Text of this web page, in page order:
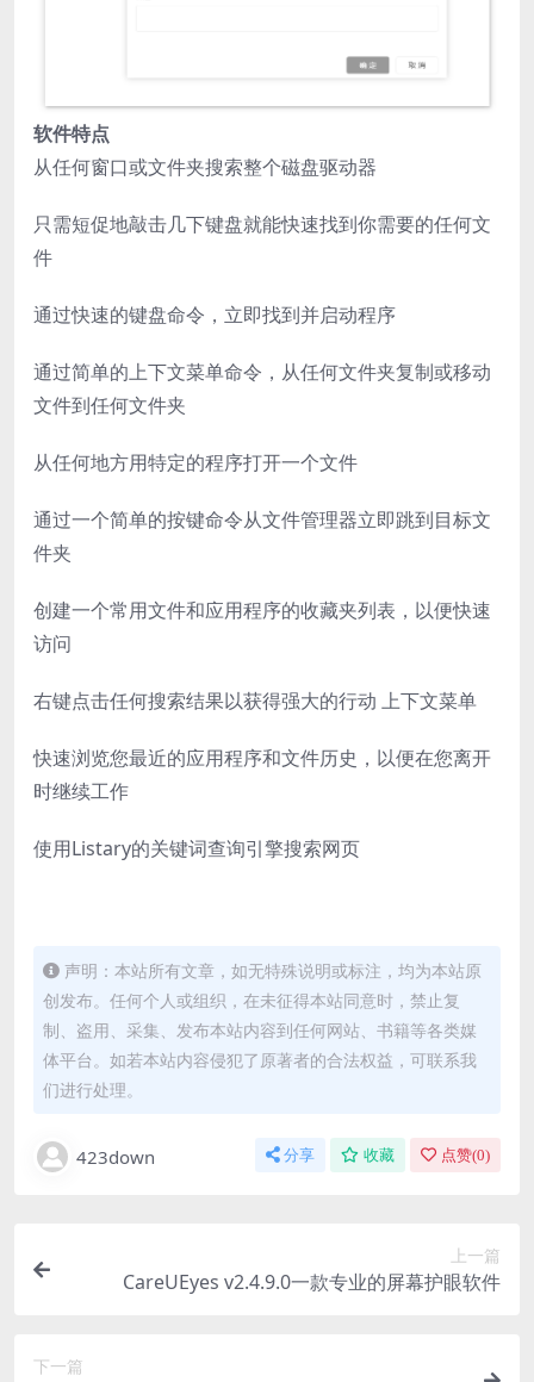
软件特点
从任何窗口或文件夹搜索整个磁盘驱动器
只需短促地敲击几下键盘就能快速找到你需要的任何文
件
通过快速的键盘命令，立即找到并启动程序
通过简单的上下文菜单命令，从任何文件夹复制或移动
文件到任何文件夹
从任何地方用特定的程序打开一个文件
通过一个简单的按键命令从文件管理器立即跳到目标文
件夹
创建一个常用文件和应用程序的收藏夹列表，以便快速
访问
右键点击任何搜索结果以获得强大的行动 上下文菜单
快速浏览您最近的应用程序和文件历史，以便在您离开
时继续工作
使用Listary的关键词查询引擎搜索网页
声明：本站所有文章，如无特殊说明或标注，均为本站原
创发布。任何个人或组织，在未征得本站同意时，禁止复
制、盗用、采集、发布本站内容到任何网站、书籍等各类媒
体平台。如若本站内容侵犯了原著者的合法权益，可联系我
们进行处理。
423down 分享 收藏 点赞(0)
上一篇
CareUEyes v2.4.9.0一款专业的屏幕护眼软件
下一篇